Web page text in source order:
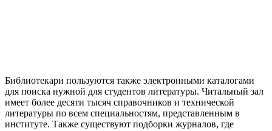
Библиотекари пользуются также электронными каталогами
для поиска нужной для студентов литературы. Читальный зал
имеет более десяти тысяч справочников и технической
литературы по всем специальностям, представленным в
институте. Также существуют подборки журналов, где